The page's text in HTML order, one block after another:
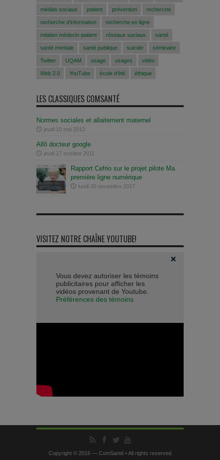
médias sociaux patient prévention recherche
recherche d'information recherche en ligne
relation médecin-patient réseaux sociaux santé
santé mentale santé publique suicide séminaire
Twitter UQAM usage usages vidéo
Web 2.0 YouTube école d'été éthique
LES CLASSIQUES COMSANTÉ
Normes sociales et allaitement maternel
jeudi 10 mai 2012
Allô docteur google
jeudi 27 octobre 2011
Rapport Cefrio sur le projet pilote Ma
première ligne numérique
lundi 20 novembre 2017
VISITEZ NOTRE CHAÎNE YOUTUBE!
Vous devez autoriser les témoins
publicitaires pour afficher les
vidéos provenant de Youtube.
Préférences des témoins
Copyright © 2016 — ComSanté • All rights reserved